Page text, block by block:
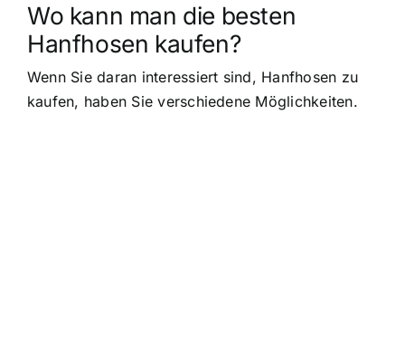
Wo kann man die besten
Hanfhosen kaufen?
Wenn Sie daran interessiert sind, Hanfhosen zu
kaufen, haben Sie verschiedene Möglichkeiten.